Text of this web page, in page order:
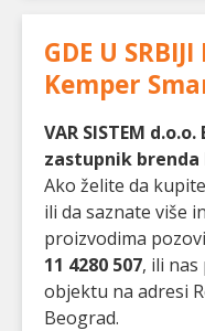
GDE U
Kemper
VAR SISTEM
zastupnik brenda
Ako želite da
ili da saznate više
proizvodima
11 4280 507, ili
objektu na adresi
Beograd.